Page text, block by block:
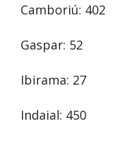
Camboriú: 402
Gaspar: 52
Ibirama: 27
Indaial: 450